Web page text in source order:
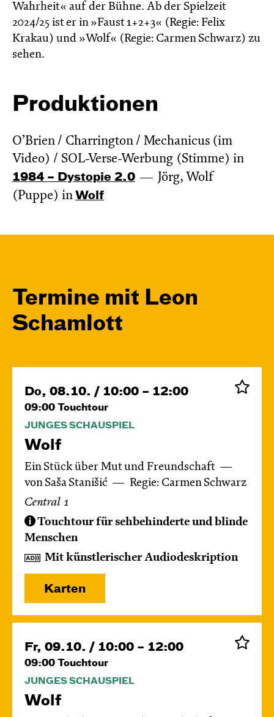
Wahrheit« auf der Bühne. Ab der Spielzeit
2024/25 ist er in »Faust 1+2+3« (Regie: Felix
Krakau) und »Wolf« (Regie: Carmen Schwarz) zu
sehen.
Produktionen
O’Brien / Charrington / Mechanicus (im
Video) / SOL-Verse-Werbung (Stimme) in
1984 – Dystopie 2.0
Jörg, Wolf
(Puppe) in Wolf
Termine mit Leon
Schamlott
Do, 08.10. / 10:00 – 12:00
09:00 Touchtour
JUNGES SCHAUSPIEL
Wolf
Ein Stück über Mut und Freundschaft
von Saša Stanišić
Regie: Carmen Schwarz
Central 1
Touchtour für sehbehinderte und blinde
Menschen
Mit künstlerischer Audiodeskription
Karten
Fr, 09.10. / 10:00 – 12:00
09:00 Touchtour
JUNGES SCHAUSPIEL
Wolf